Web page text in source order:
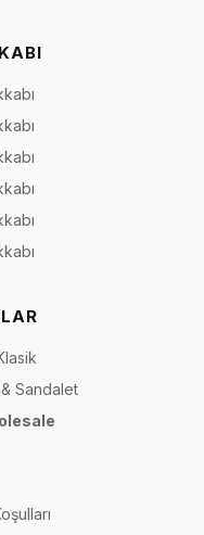
Sandalet